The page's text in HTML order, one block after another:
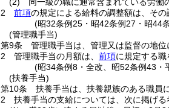
2
前項の規定による給料の調整額は、そ
(昭32条例25・昭42条例27・昭44
(管理職手当)
第9条
管理職手当は、管理又は監督の地
2
管理職手当の月額は、 前項に規定する
(昭34条例8・全改、昭52条例43・
(扶養手当)
第10条
扶養手当は、扶養親族のある職員
2
扶養手当の支給については、次に掲げ